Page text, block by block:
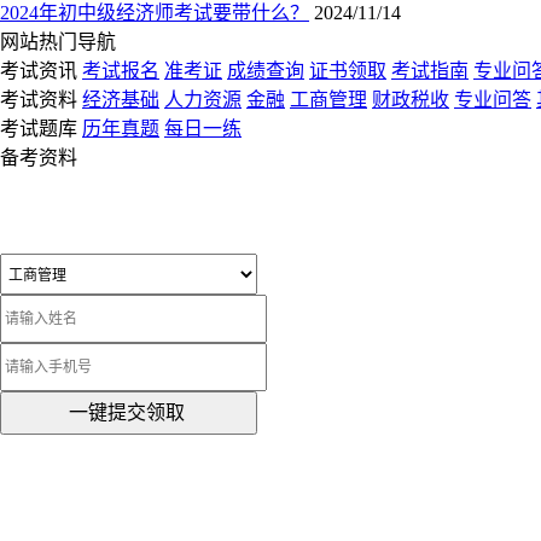
2024年初中级经济师考试要带什么？
2024/11/14
网站热门导航
考试资讯 考试报名 准考证 成绩查询 证书领取 考试指南 专业问
考试资料 经济基础 人力资源 金融 工商管理 财政税收 专业问答
考试题库 历年真题 每日一练
备考资料
一键提交领取